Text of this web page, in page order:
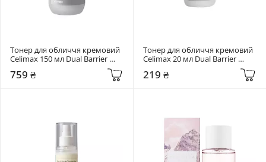
Тонер для обличчя кремовий
Celimax 150 мл Dual Barrier
759 ₴
Тонер для обличчя кремовий
Celimax 20 мл Dual Barrier
219 ₴